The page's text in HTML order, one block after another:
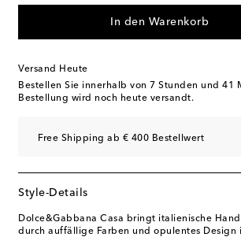
In den Warenkorb
Versand Heute
Bestellen Sie innerhalb von 7 Stunden und 41
Bestellung wird noch heute versandt.
Free Shipping ab € 400 Bestellwert
Style-Details
Dolce&Gabbana Casa bringt italienische
durch auffällige Farben und opulentes Design